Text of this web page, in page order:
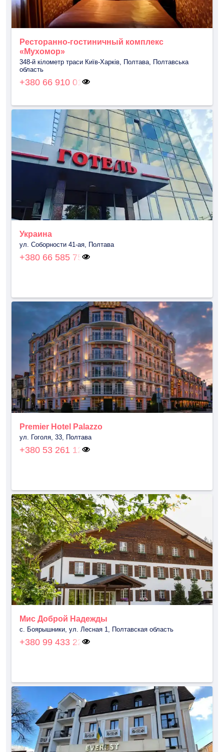
Ресторанно-гостиничный комплекс
«Мухомор»
348-й кілометр траси Київ-Харків, Полтава, Полтавська
область
+380 66 910 01
Украина
ул. Соборности 41-ая, Полтава
+380 66 585 75
Premier Hotel Palazzo
ул. Гоголя, 33, Полтава
+380 53 261 12
Мис Доброй Надежды
с. Боярышники, ул. Лесная 1, Полтавская область
+380 99 433 22